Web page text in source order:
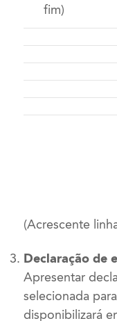
fim)
(Acrescente
Declaração de
Apresentar
selecionada
disponibilizará